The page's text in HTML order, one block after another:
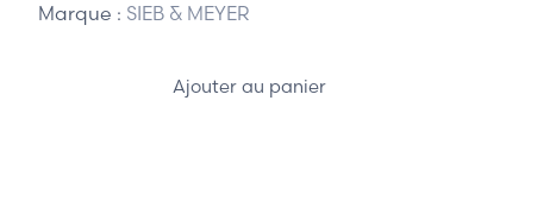
Marque : SIEB & MEYER
Ajouter au panier